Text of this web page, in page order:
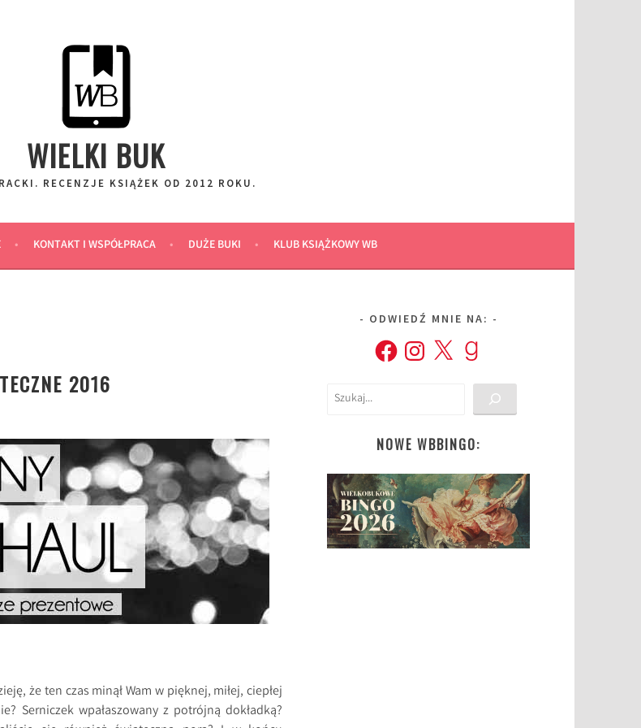
WIELKI BUK
RECENZJE KSIĄŻEK OD 2012 ROKU.
KONTAKT I WSPÓŁPRACA DUŻE BUKI KLUB KSIĄŻKOWY WB
2016
że ten czas minął Wam w pięknej, miłej, ciepłej
Serniczek wpałaszowany z potrójną dokładką?
ODWIEDŹ MNIE NA:
FacebookInstagram
X Goodreads
Szukaj
NOWE WBBINGO: